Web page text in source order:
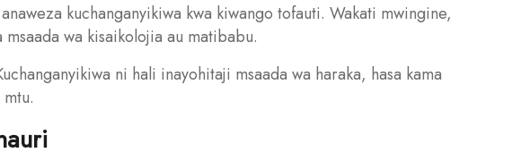
kuchanganyikiwa kwa kiwango tofauti. Wakati mwingine,
wa kisaikolojia au matibabu.
ni hali inayohitaji msaada wa haraka, hasa kama